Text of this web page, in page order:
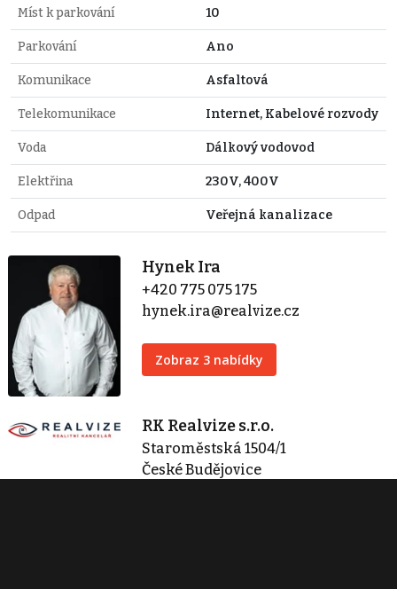
Míst k parkování 10
Parkování Ano
Komunikace Asfaltová
Telekomunikace Internet, Kabelové rozvody
Voda Dálkový vodovod
Elektřina 230V, 400V
Odpad Veřejná kanalizace
Hynek Ira
+420 775 075 175
hynek.ira@realvize.cz
Zobraz 3 nabídky
RK Realvize s.r.o.
Staroměstská 1504/1
České Budějovice